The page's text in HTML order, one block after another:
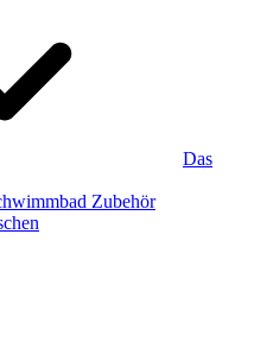
Das
Zubehör